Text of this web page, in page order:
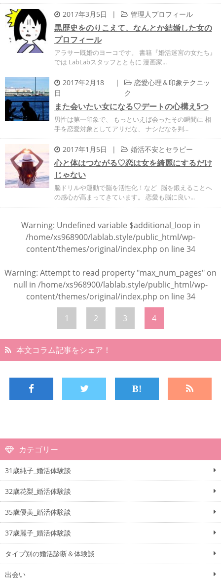
2017年3月5日 | 管理人プロフィール
黒歴史をのりこえて、なんとか結婚した女の
プロフィール
アラサー既婚のヨーコです。 書籍『婚活迷宮の女たち』
では LabLabスタッフとともに 漫画家...
2017年2月18
日
|
恋愛心理＆印象テクニッ
ク
また会いたい女になる♡デートの心構え5つ
男性は第一印象で、 もっといえば会ったその瞬間に 相
手を恋愛対象としてアリだな、 ナシだなを判...
2017年1月5日 | 婚活不安とセラピー
心と体はつながる♡恋は女を綺麗にするだけ
じゃない
脳ドリルや運動で脳を活性化！など 脳を鍛えることへ
の感心が高まってきています。 恋愛も脳に良い...
Warning: Undefined variable $additional_loop in
/home/xs968900/lablab.style/public_html/wp-
content/themes/original/index.php on line 34
Warning: Attempt to read property "max_num_pages" on
null in /home/xs968900/lablab.style/public_html/wp-
content/themes/original/index.php on line 34
1
2 3 4
本文コラム記事をシェア！
カテゴリー
31歳純子_婚活体験談
32歳花梨_婚活体験談
35歳優美_婚活体験談
37歳麗子_婚活体験談
タイプ別の婚活診断＆体験談
出会い